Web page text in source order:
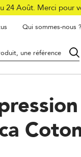
24 Août. Merci pour
Qui sommes-nous ?